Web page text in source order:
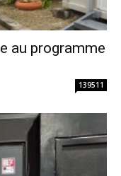
au programme
139511